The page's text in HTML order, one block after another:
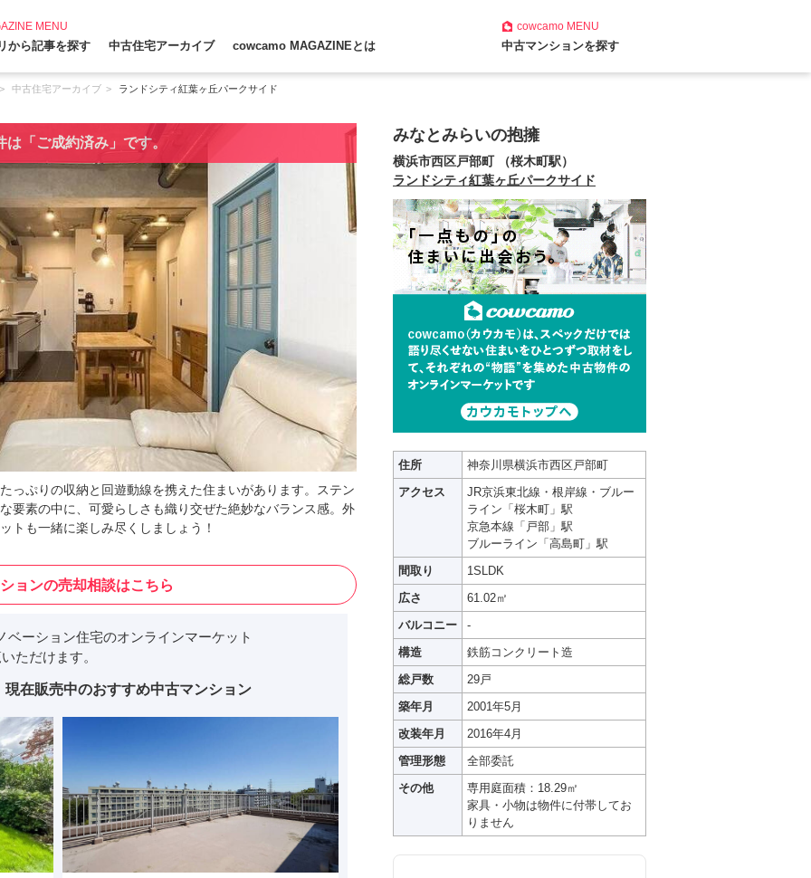
MENU
から記事を探す 中古住宅アーカイブ cowcamo MAGAZINEとは
cowcamoMENU
中古マンションを探す
中古住宅アーカイブ ランドシティ紅葉ヶ丘パークサイド
は「ご成約済み」です。
っぷりの収納と回遊動線を携えた住まいがあります。ステン
要素の中に、可愛らしさも織り交ぜた絶妙なバランス感。外
トも一緒に楽しみ尽くしましょう！
ョンの売却相談はこちら
ーション住宅のオンラインマーケット
ただけます。
現在販売中のおすすめ中古マンション
みなとみらいの抱擁
横浜市西区戸部町 （桜木町駅）
ランドシティ紅葉ヶ丘パークサイド
住所
神奈川県横浜市西区戸部町
アクセス
JR京浜東北線・根岸線・ブルー
ライン「桜木町」駅
京急本線「戸部」駅
ブルーライン「高島町」駅
間取り
1SLDK
広さ
61.02㎡
バルコニー
-
構造
鉄筋コンクリート造
総戸数
29戸
築年月
2001年5月
改装年月
2016年4月
管理形態
全部委託
その他
専用庭面積：18.29㎡
家具・小物は物件に付帯してお
りません